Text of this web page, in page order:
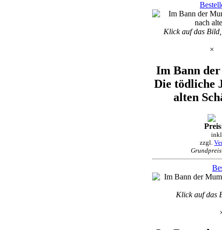
Klick auf das
×
Im Bann
Die tödliche
alten
zzgl.
Klick auf das